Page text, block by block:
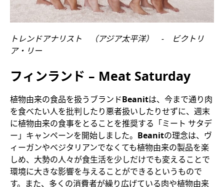
トレンドアナリスト （アジア太平洋） ‐ ビクトリ
ア・リー
フィンランド – Meat Saturday
植物由来の食品を扱うブランドBeanitは、今まで通り肉
を食べたい人を批判したり悪者扱いしたりせずに、週末
に植物由来の食事をとることを推奨する「ミート サタデ
ー」キャンペーンを開始しました。 Beanitの理念は、ヴ
ィーガンやベジタリアンでなくても植物由来の製品を楽
しめ、大勢の人々が食生活を少しだけでも変えることで
環境に大きな影響を与えることができるというもので
す。また、多くの消費者が繰り広げている肉や植物由来